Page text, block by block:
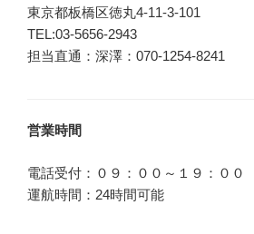
東京都板橋区徳丸4-11-3-101
TEL:03-5656-2943
担当直通：深澤：070-1254-8241
営業時間
電話受付：０９：００～１９：００
運航時間：24時間可能